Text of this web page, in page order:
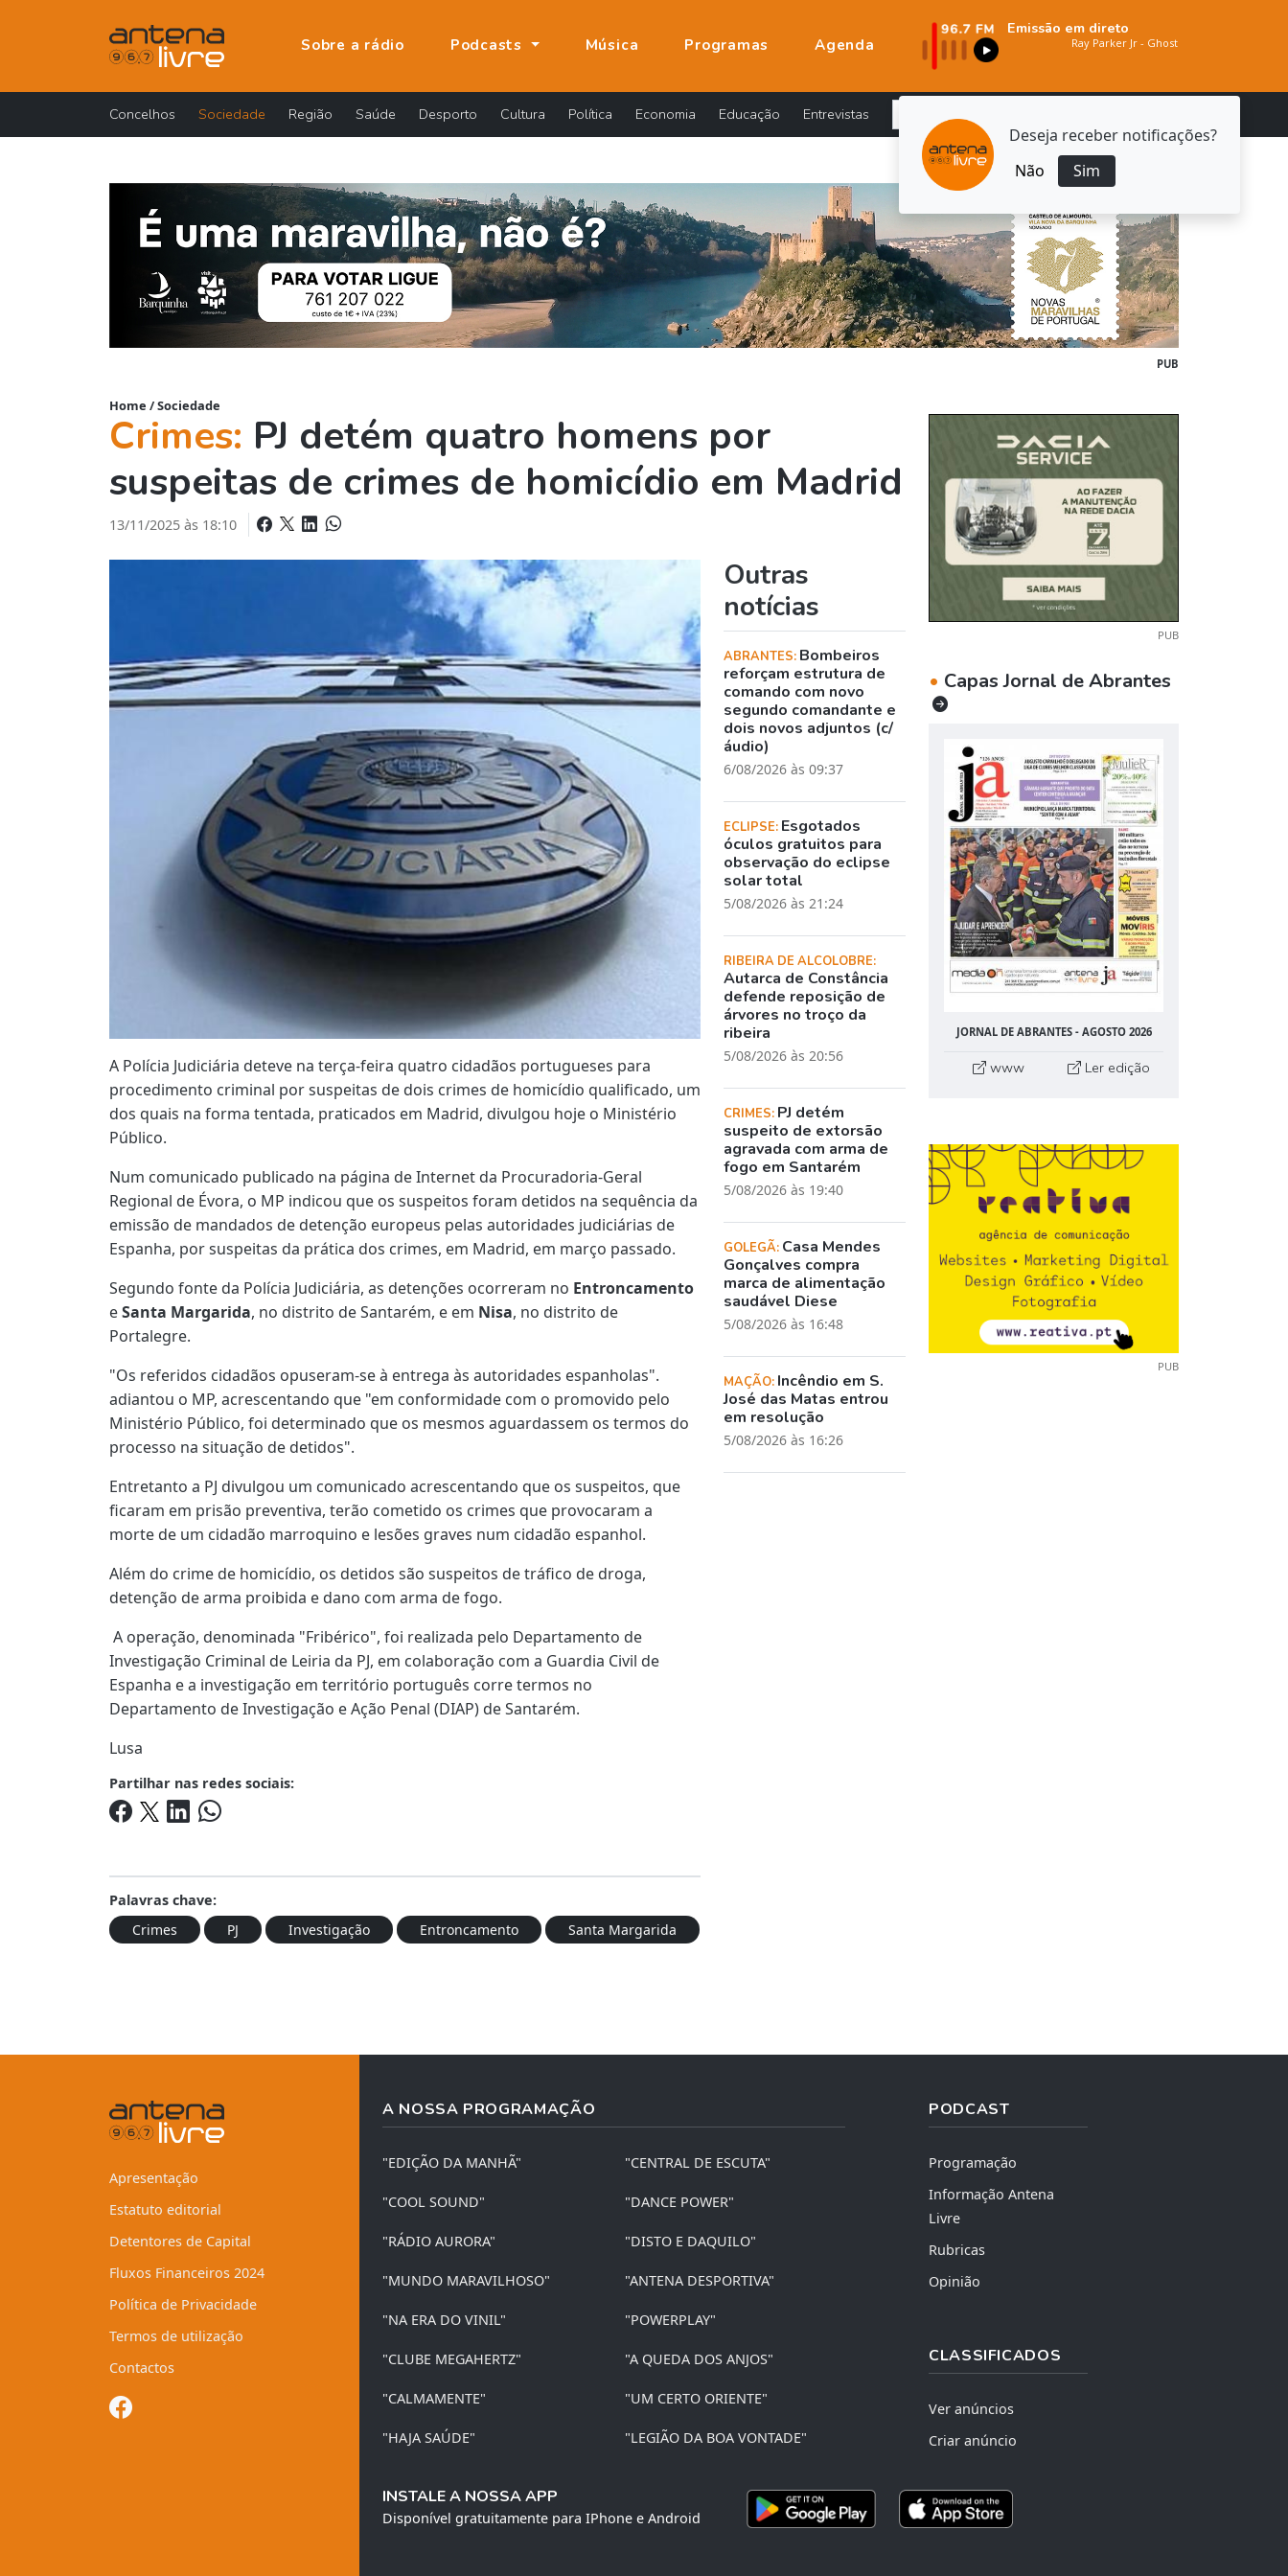
Deseja receber notificações?
Não
Sim
Sobre a rádio Podcasts Música Programas Agenda
Emissão em direto
Concelhos Sociedade Região Saúde Desporto Cultura Política Economia Educação Entrevistas
PUB
Home /Sociedade
Crimes: PJ detém quatro homens por
suspeitas de crimes de homicídio em Madrid
13/11/2025 às 18:10
A Polícia Judiciária deteve na terça-feira quatro cidadãos portugueses para
procedimento criminal por suspeitas de dois crimes de homicídio qualificado, um
dos quais na forma tentada, praticados em Madrid, divulgou hoje o Ministério
Público.
Num comunicado publicado na página de Internet da Procuradoria-Geral
Regional de Évora, o MP indicou que os suspeitos foram detidos na sequência da
emissão de mandados de detenção europeus pelas autoridades judiciárias de
Espanha, por suspeitas da prática dos crimes, em Madrid, em março passado.
Segundo fonte da Polícia Judiciária, as detenções ocorreram no Entroncamento
eSanta Margarida, no distrito de Santarém, e em Nisa, no distrito de
Portalegre.
"Os referidos cidadãos opuseram-se à entrega às autoridades espanholas".
adiantou o MP, acrescentando que "em conformidade com o promovido pelo
Ministério Público, foi determinado que os mesmos aguardassem os termos do
processo na situação de detidos".
Entretanto a PJ divulgou um comunicado acrescentando que os suspeitos, que
ficaram em prisão preventiva, terão cometido os crimes que provocaram a
morte de um cidadão marroquino e lesões graves num cidadão espanhol.
Além do crime de homicídio, os detidos são suspeitos de tráfico de droga,
detenção de arma proibida e dano com arma de fogo.
A operação, denominada "Fribérico", foi realizada pelo Departamento de
Investigação Criminal de Leiria da PJ, em colaboração com a Guardia Civil de
Espanha e a investigação em território português corre termos no
Departamento de Investigação e Ação Penal (DIAP) de Santarém.
Lusa
Partilhar nas redes sociais:
Palavras chave:
Crimes
PJ Investigação Entroncamento Santa Margarida
Outras
notícias
ABRANTES: Bombeiros
reforçam estrutura de
comando com novo
segundo comandante e
dois novos adjuntos (c/
áudio)
6/08/2026 às 09:37
ECLIPSE: Esgotados
óculos gratuitos para
observação do eclipse
solar total
5/08/2026 às 21:24
RIBEIRA DE ALCOLOBRE:
Autarca de Constância
defende reposição de
árvores no troço da
ribeira
5/08/2026 às 20:56
CRIMES: PJ detém
suspeito de extorsão
agravada com arma de
fogo em Santarém
5/08/2026 às 19:40
GOLEGÃ: Casa Mendes
Gonçalves compra
marca de alimentação
saudável Diese
5/08/2026 às 16:48
MAÇÃO: Incêndio em S.
José das Matas entrou
em resolução
5/08/2026 às 16:26
PUB
• Capas Jornal de Abrantes
JORNAL DE ABRANTES - AGOSTO 2026
www Ler edição
PUB
Apresentação
Estatuto editorial
Detentores de Capital
Fluxos Financeiros 2024
Política de Privacidade
Termos de utilização
Contactos
A NOSSA PROGRAMAÇÃO
"EDIÇÃO DA MANHÃ" "CENTRAL DE ESCUTA"
"COOL SOUND" "DANCE POWER"
"RÁDIO AURORA" "DISTO E DAQUILO"
"MUNDO MARAVILHOSO" "ANTENA DESPORTIVA"
"NA ERA DO VINIL" "POWERPLAY"
"CLUBE MEGAHERTZ" "A QUEDA DOS ANJOS"
"CALMAMENTE" "UM CERTO ORIENTE"
"HAJA SAÚDE" "LEGIÃO DA BOA VONTADE"
PODCAST
Programação
Informação Antena
Livre
Rubricas
Opinião
CLASSIFICADOS
Ver anúncios
Criar anúncio
INSTALE A NOSSA APP
Disponível gratuitamente para IPhone e Android